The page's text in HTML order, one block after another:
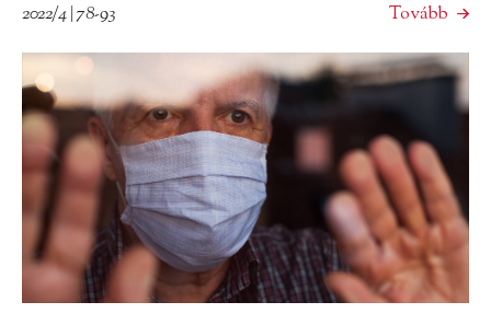
2022/4 | 78-93 Tovább